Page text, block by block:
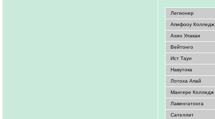
Легионер
Апифооу Колледж
Ахио Улакаи
Вейтонго
Ист Таун
Навутока
Лотоха Апай
Мангере Колледж
Лавенгатонга
Сателлит